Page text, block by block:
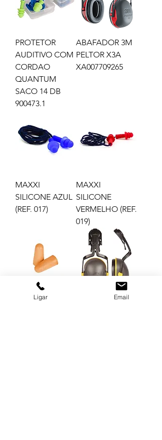
PROTETOR
AUDITIVO COM
CORDAO
QUANTUM
SACO 14 DB
900473.1
ABAFADOR 3M
PELTOR X3A
XA007709265
MAXXI
SILICONE AZUL
(REF. 017)
MAXXI
SILICONE
VERMELHO (REF.
019)
PROTETOR
PROTETOR
Ligar Email